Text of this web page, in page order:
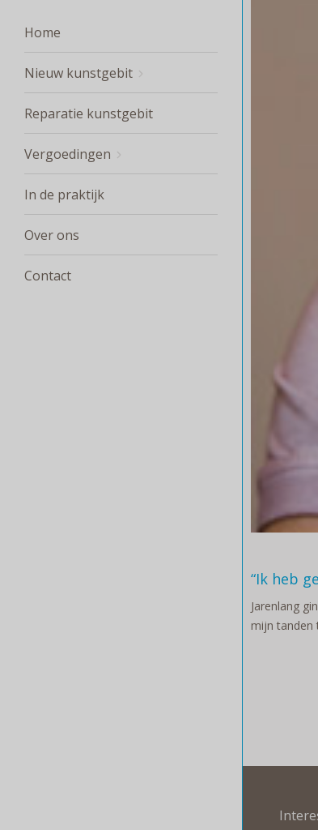
Home
Nieuw kunstgebit
Reparatie kunstgebit
Vergoedingen
In de praktijk
Over ons
Contact
“Ik heb
Jarenlang
mijn tanden